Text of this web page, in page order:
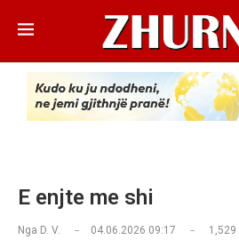
E enjte me shi
Nga D. V. 04.06.2026 09:17 1,529